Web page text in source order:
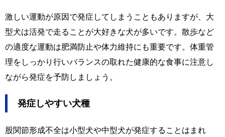
激しい運動が原因で発症してしまうこともありますが、大
型犬は活発で走ることが大好きな犬が多いです。散歩など
の適度な運動は肥満防止や体力維持にも重要です。体重管
理をしっかり行いバランスの取れた健康的な食事に注意し
ながら発症を予防しましょう。
発症しやすい犬種
股関節形成不全は小型犬や中型犬が発症することはまれ